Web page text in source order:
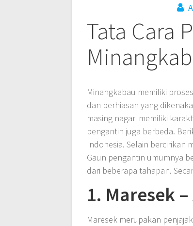
Tata Cara
Minangkabau memiliki
dan perhiasan yang
masing nagari memiliki
pengantin juga berbeda.
Indonesia. Selain bercirikan
Gaun pengantin umumnya
dari beberapa tahapan.
1. Maresek
Maresek merupakan